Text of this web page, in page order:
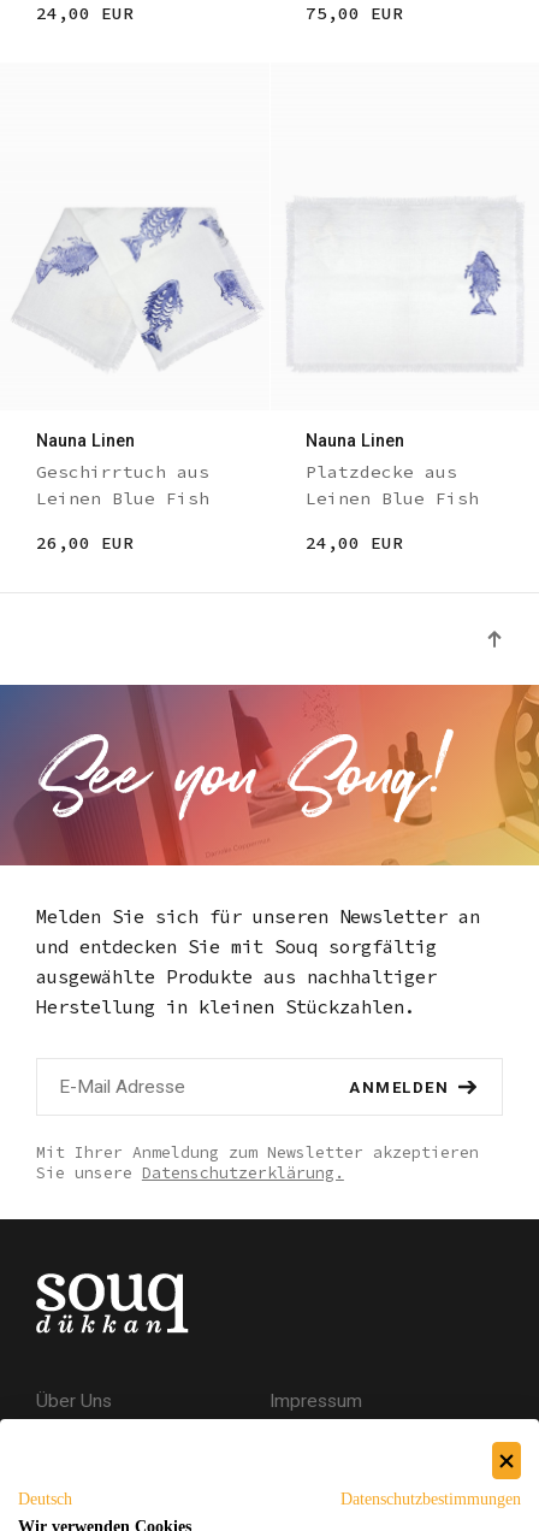
24,00 EUR 75,00 EUR
Nauna Linen
Geschirrtuch aus
Leinen Blue Fish
26,00 EUR
Nauna Linen
Platzdecke aus
Leinen Blue Fish
24,00 EUR
Melden Sie sich für unseren Newsletter an
und entdecken Sie mit Souq sorgfältig
ausgewählte Produkte aus nachhaltiger
Herstellung in kleinen Stückzahlen.
ANMELDEN
Mit Ihrer Anmeldung zum Newsletter akzeptieren
Sie unsere Datenschutzerklärung.
Über Uns
Impressum
Deutsch
Datenschutzbestimmungen
Wir verwenden Cookies